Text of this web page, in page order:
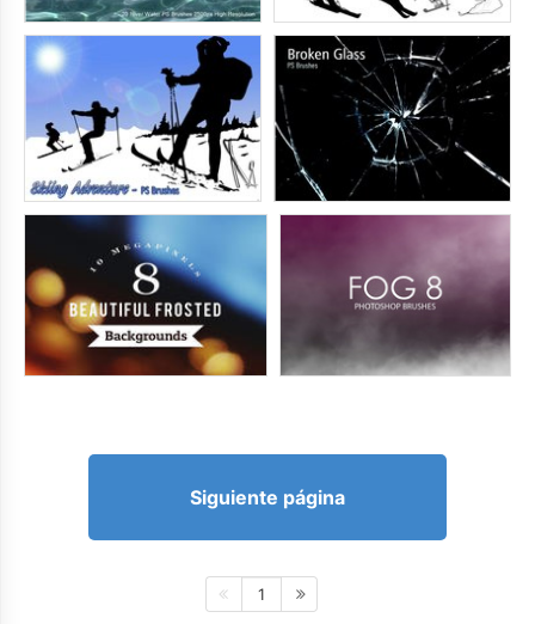
Siguiente página
1